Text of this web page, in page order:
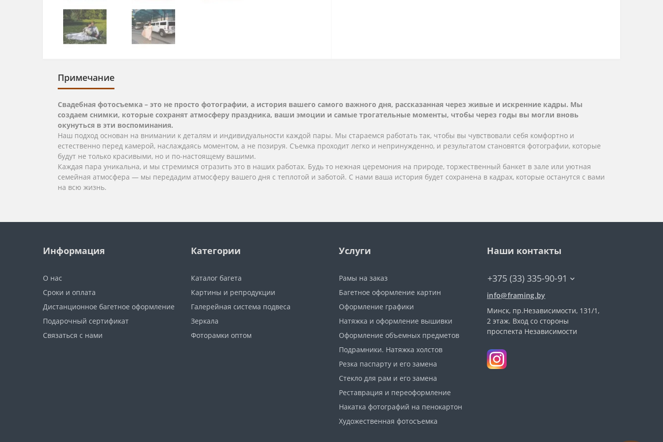
Примечание
Свадебная фотосъемка – это не просто фотографии, а история вашего самого важного дня, рассказанная через живые и искренние кадры. Мы
создаем снимки, которые сохранят атмосферу праздника, ваши эмоции и самые трогательные моменты, чтобы через годы вы могли вновь
окунуться в эти воспоминания.
Наш подход основан на внимании к деталям и индивидуальности каждой пары. Мы стараемся работать так, чтобы вы чувствовали себя комфортно и
естественно перед камерой, наслаждаясь моментом, а не позируя. Съемка проходит легко и непринужденно, и результатом становятся фотографии, которые
будут не только красивыми, но и по-настоящему вашими.
Каждая пара уникальна, и мы стремимся отразить это в наших работах. Будь то нежная церемония на природе, торжественный банкет в зале или уютная
семейная атмосфера — мы передадим атмосферу вашего дня с теплотой и заботой. С нами ваша история будет сохранена в кадрах, которые останутся с вами
на всю жизнь.
Информация
О нас
Сроки и оплата
Дистанционное багетное оформление
Подарочный сертификат
Связаться с нами
Категории
Каталог багета
Картины и репродукции
Галерейная система подвеса
Зеркала
Фоторамки оптом
Услуги
Рамы на заказ
Багетное оформление картин
Оформление графики
Натяжка и оформление вышивки
Оформление объемных предметов
Подрамники. Натяжка холстов
Резка паспарту и его замена
Стекло для рам и его замена
Реставрация и переоформление
Накатка фотографий на пенокартон
Художественная фотосъемка
Наши контакты
+375 (33) 335-90-91
info@framing.by
Минск, пр.Независимости, 131/1,
2 этаж. Вход со стороны
проспекта Независимости